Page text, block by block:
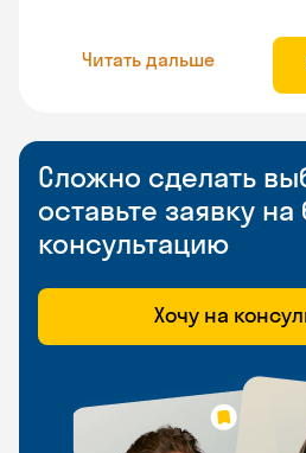
Читать дальше
Сложно сделать
оставьте заявку
консультацию
Хочу на